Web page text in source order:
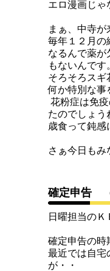
エロ漫画じゃ
まぁ、中寺
毎年１２月の
なるんで薬が
もないんです
そろそろスギ
何か特別な事
花粉症は免
たのでしょう
歳食って鈍感
さぁ今日も
確定申告
日曜担当のＫ
確定申告の時
最近では自宅
が・・